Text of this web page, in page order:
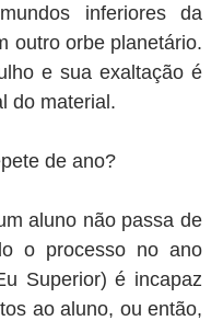
inferiores da
outro orbe planetário.
e sua exaltação é
do material.
de ano?
aluno não passa de
o processo no ano
Superior) é incapaz
ao aluno, ou então,